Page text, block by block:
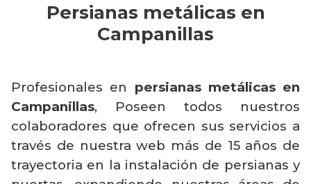
Persianas metálicas en
Campanillas
Profesionales en persianas metálicas en
Campanillas, Poseen todos nuestros
colaboradores que ofrecen sus servicios a
través de nuestra web más de 15 años de
trayectoria en la instalación de persianas y